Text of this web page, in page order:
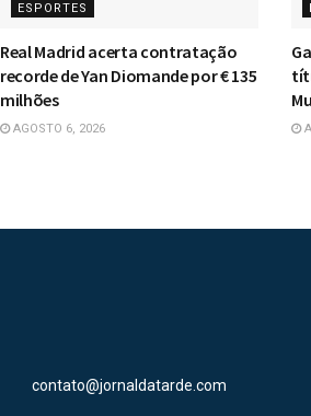
ESPORTES
Real Madrid acerta contratação
recorde de Yan Diomande por € 135
milhões
AGOSTO 6, 2026
contato@jornaldatarde.com